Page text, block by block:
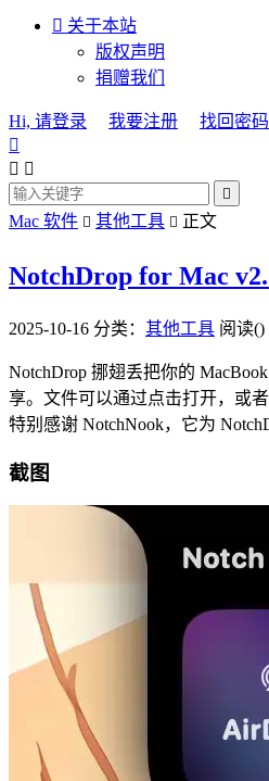
 关于本站
版权声明
捐赠我们
Hi, 请登录 我要注册
找回密码

 

Mac 软件  其他工具  正文
NotchDrop for Mac
2025-10-16 分类： 其他工具 阅读()
NotchDrop 挪翅丢把你的
享。文件可以通过点击打开，或
特别感谢 NotchNook，它为
截图